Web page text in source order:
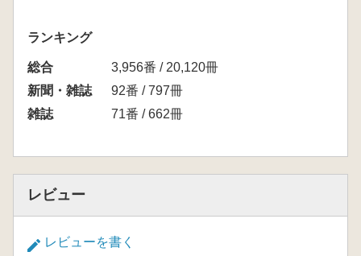
ランキング
総合
3,956番 / 20,120冊
新聞・雑誌
92番 / 797冊
雑誌
71番 / 662冊
レビュー
レビューを書く